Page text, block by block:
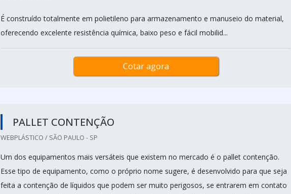
É construído totalmente em polietileno para armazenamento e manuseio do material,
oferecendo excelente resistência química, baixo peso e fácil mobilid...
Cotar agora
PALLET CONTENÇÃO
WEBPLÁSTICO / SÃO PAULO - SP
Um dos equipamentos mais versáteis que existem no mercado é o pallet contenção.
Esse tipo de equipamento, como o próprio nome sugere, é desenvolvido para que seja
feita a contenção de líquidos que podem ser muito perigosos, se entrarem em contato